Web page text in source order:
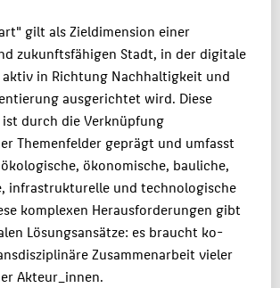
gilt als Zieldimension einer
zukunftsfähigen Stadt, in der digitale
in Richtung Nachhaltigkeit und
ausgerichtet wird. Diese
durch die Verknüpfung
Themenfelder geprägt und umfasst
ökonomische, bauliche,
infrastrukturelle und technologische
komplexen Herausforderungen gibt
Lösungsansätze: es braucht ko-
Zusammenarbeit vieler
Akteur_innen.